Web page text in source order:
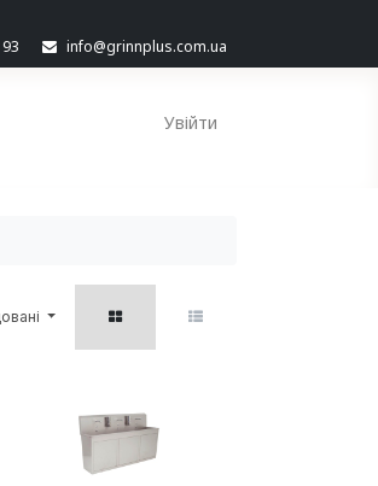
info@grinnplus.com.ua
Увійти